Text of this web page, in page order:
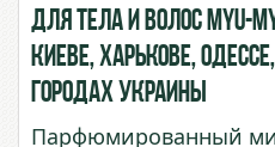
для тела и волос Myu-
Киеве, Харькове,
городах Украины
Парфюмированный